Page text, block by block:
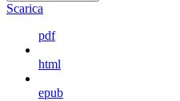
Scarica
pdf
html
epub